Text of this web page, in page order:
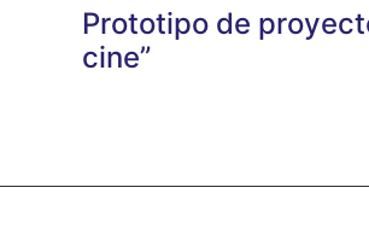
Prototipo de
cine”